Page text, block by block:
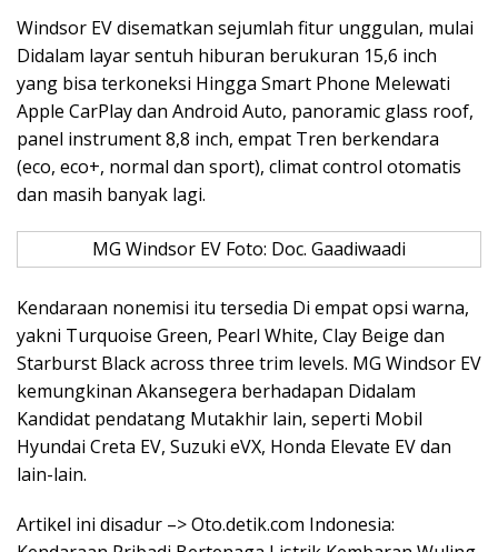
Windsor EV disematkan sejumlah fitur unggulan, mulai
Didalam layar sentuh hiburan berukuran 15,6 inch
yang bisa terkoneksi Hingga Smart Phone Melewati
Apple CarPlay dan Android Auto, panoramic glass roof,
panel instrument 8,8 inch, empat Tren berkendara
(eco, eco+, normal dan sport), climat control otomatis
dan masih banyak lagi.
MG Windsor EV Foto: Doc. Gaadiwaadi
Kendaraan nonemisi itu tersedia Di empat opsi warna,
yakni Turquoise Green, Pearl White, Clay Beige dan
Starburst Black across three trim levels. MG Windsor EV
kemungkinan Akansegera berhadapan Didalam
Kandidat pendatang Mutakhir lain, seperti Mobil
Hyundai Creta EV, Suzuki eVX, Honda Elevate EV dan
lain-lain.
Artikel ini disadur –> Oto.detik.com Indonesia: